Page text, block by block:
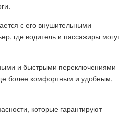
с его внушительными
где водитель и пассажиры могут
и быстрыми переключениями
более комфортным и удобным,
которые гарантируют